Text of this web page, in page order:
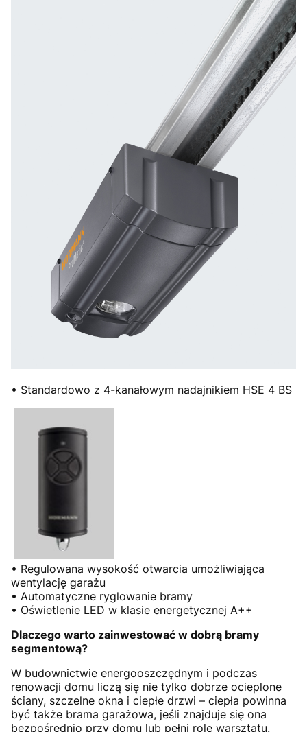
• Standardowo z 4-kanałowym nadajnikiem HSE 4 BS
• Regulowana wysokość otwarcia umożliwiająca
wentylację garażu
• Automatyczne ryglowanie bramy
• Oświetlenie LED w klasie energetycznej A++
Dlaczego warto zainwestować w dobrą bramy
segmentową?
W budownictwie energooszczędnym i podczas
renowacji domu liczą się nie tylko dobrze ocieplone
ściany, szczelne okna i ciepłe drzwi – ciepła powinna
być także brama garażowa, jeśli znajduje się ona
bezpośrednio przy domu lub pełni rolę warsztatu.